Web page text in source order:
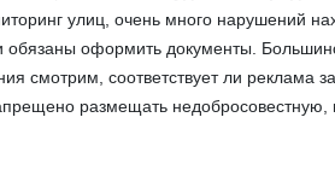
улиц, очень много нарушений
оформить документы.
смотрим, соответствует ли реклама
размещать недобросовестную,